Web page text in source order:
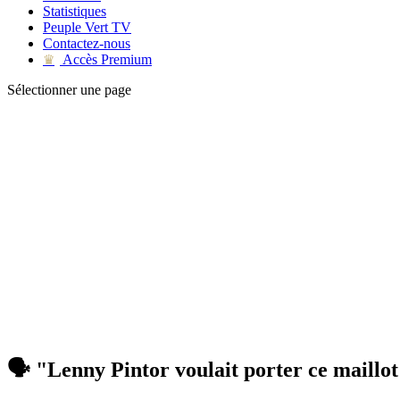
Statistiques
Peuple Vert TV
Contactez-nous
♛
Accès Premium
Sélectionner une page
🗣 "Lenny Pintor voulait porter ce